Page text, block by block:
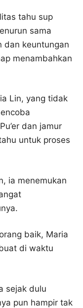
tahu sup
sama
dan keuntungan
menambahkan
Lin, yang tidak
dan jamur
untuk proses
ia menemukan
baik, Maria
di waktu
sejak dulu
pun hampir tak